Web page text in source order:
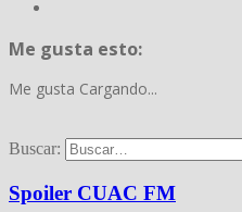
Me gusta esto:
Me gusta Cargando...
Buscar:
Spoiler CUAC FM